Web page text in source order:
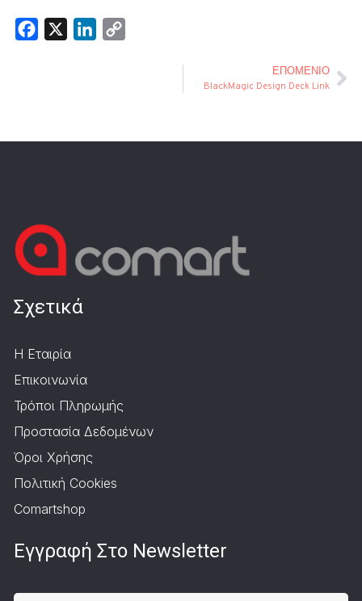
Facebook LinkedIn
ΕΠΌΜΕΝΙΟ
BlackMagic Design Deck Link
Σχετικά
Η Εταιρία
Επικοινωνία
Τρόποι Πληρωμής
Προστασία Δεδομένων
Όροι Χρήσης
Πολιτική Cookies
Comartshop
Εγγραφή Στο Newsletter